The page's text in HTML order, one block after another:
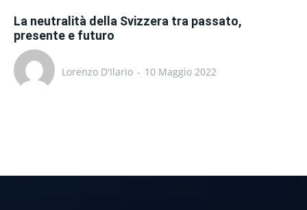
La neutralità della Svizzera tra passato,
presente e futuro
Lorenzo D'Ilario - 10 Maggio 2022